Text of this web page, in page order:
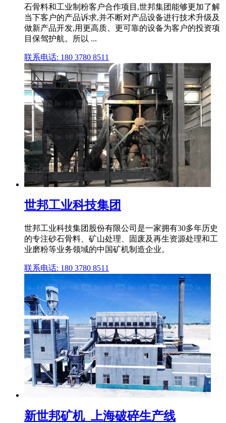
石骨料和工业制粉客户合作项目,世邦集团能够更加了解
当下客户的产品诉求,并不断对产品设备进行技术升级及
做新产品开发,用更高质、更可靠的设备为客户的投资项
目保驾护航。所以 ...
联系电话: 180 3780 8511
世邦工业科技集团
世邦工业科技集团股份有限公司是一家拥有30多年历史
的专注砂石骨料、矿山处理、固废及再生资源处理和工
业磨粉等业务领域的中国矿机制造企业。
联系电话: 180 3780 8511
新世邦矿机_上海破碎生产线